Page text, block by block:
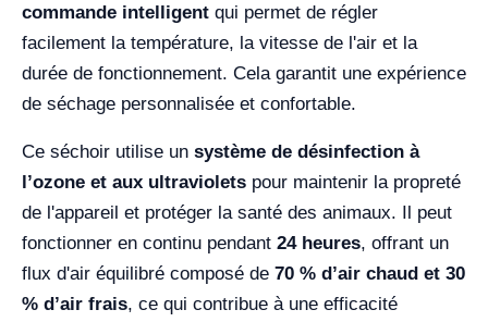
commande intelligent qui permet de régler
facilement la température, la vitesse de l'air et la
durée de fonctionnement. Cela garantit une expérience
de séchage personnalisée et confortable.
Ce séchoir utilise un système de désinfection à
l’ozone et aux ultraviolets pour maintenir la propreté
de l'appareil et protéger la santé des animaux. Il peut
fonctionner en continu pendant 24 heures, offrant un
flux d'air équilibré composé de 70 % d’air chaud et 30
% d’air frais, ce qui contribue à une efficacité